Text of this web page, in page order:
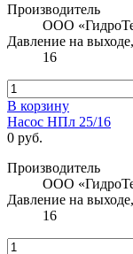
Производитель
ООО
Давление на
16
В корзину
Насос НПл 25/16
0 руб.
Производитель
ООО
Давление на
16